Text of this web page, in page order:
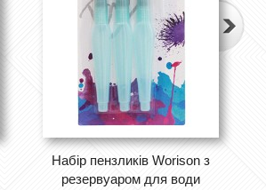
Набір пензликів Worison з
резервуаром для води